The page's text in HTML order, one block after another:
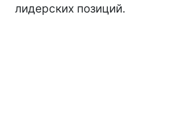
лидерских позиций.